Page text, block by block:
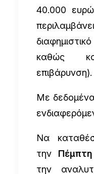
40.000
καθώς
επιβάρυνση).
Με
Να
την
την